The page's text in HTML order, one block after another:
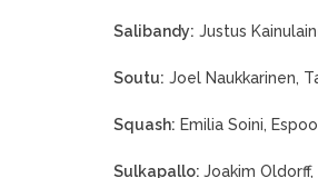
Salibandy: Justus
Soutu: Joel Naukkarinen,
Squash: Emilia Soini,
Sulkapallo: Joakim